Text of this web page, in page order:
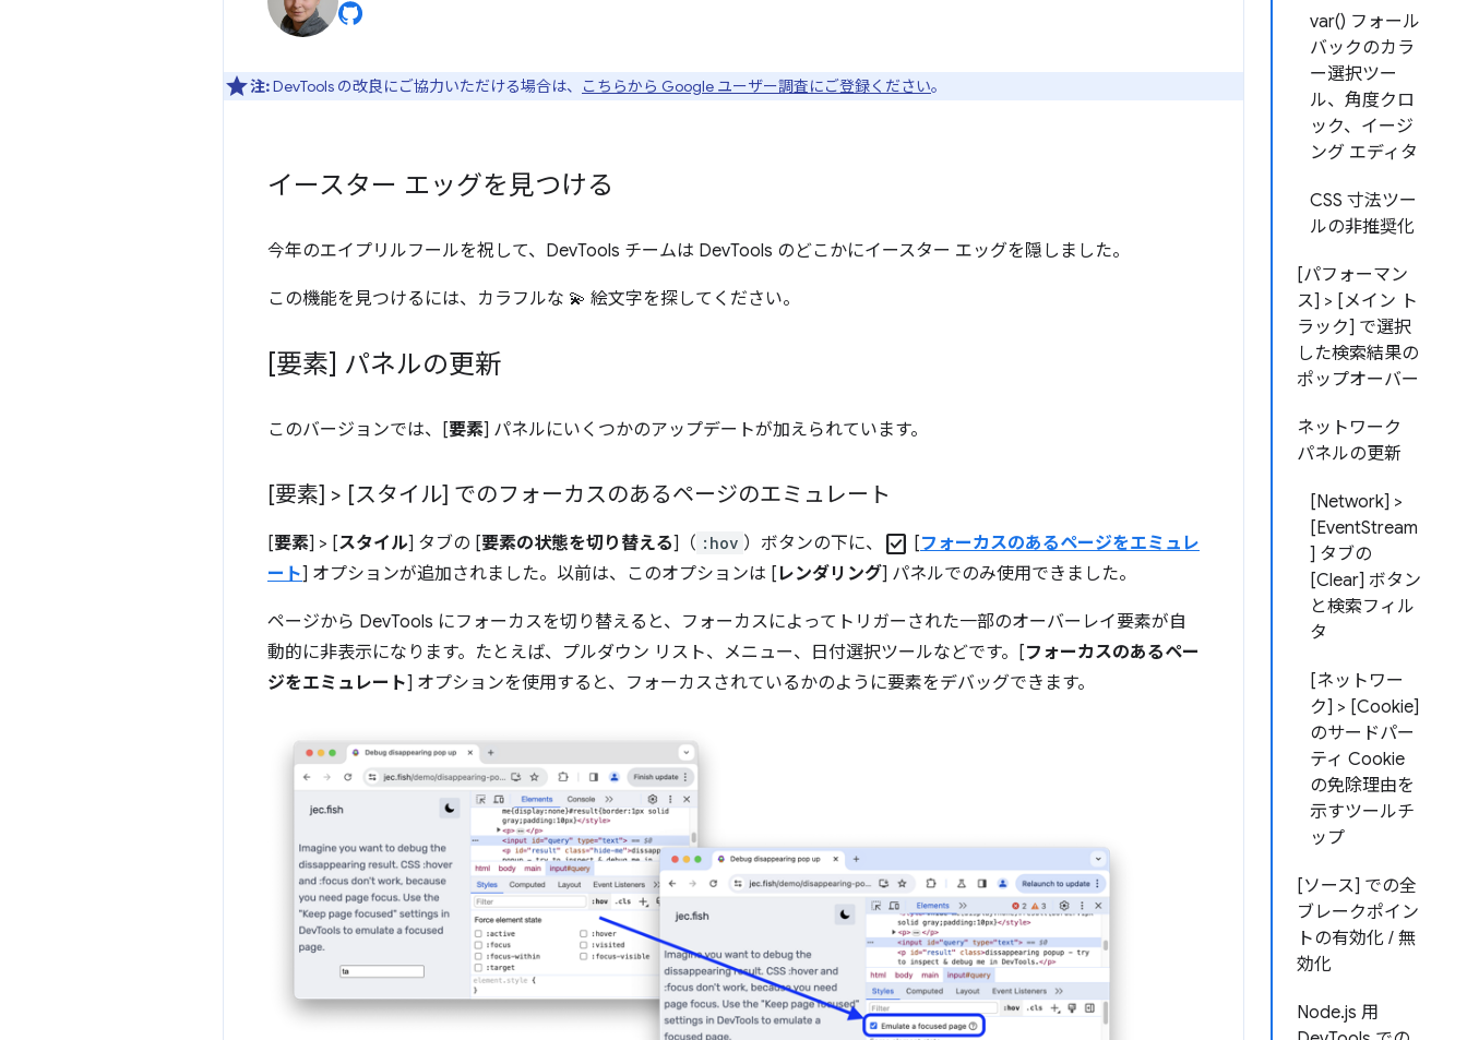
var() フォール
バックのカラ
ー選択ツー
ル、角度クロ
ック、イージ
ング エディタ
CSS 寸法ツー
ルの非推奨化
[パフォーマン
ス] > [メイン ト
ラック] で選択
した検索結果の
ポップオーバー
ネットワーク
パネルの更新
[Network] >
[EventStream
] タブの
[Clear] ボタン
と検索フィル
タ
[ネットワー
ク] > [Cookie]
のサードパー
ティ Cookie
の免除理由を
示すツールチ
ップ
[ソース] での全
ブレークポイン
トの有効化 / 無
効化
Node.js 用
注:DevTools の改良にご協力いただける場合は、 こちらから Google ユーザー調査にご登録ください。
イースター エッグを見つける
今年のエイプリルフールを祝して、DevTools チームは DevTools のどこかにイースター エッグを隠しました。
この機能を見つけるには、カラフルな 💫 絵文字を探してください。
[要素] パネルの更新
このバージョンでは、[要素] パネルにいくつかのアップデートが加えられています。
[要素] > [スタイル] でのフォーカスのあるページのエミュレート
[要素] > [スタイル] タブの [要素の状態を切り替える]（ :hov ）ボタンの下に、 check_box [フォーカスのあるページをエミュレ
ート] オプションが追加されました。以前は、このオプションは [ レンダリング] パネルでのみ使用できました。
ページから DevTools にフォーカスを切り替えると、フォーカスによってトリガーされた一部のオーバーレイ要素が自
動的に非表示になります。たとえば、プルダウン リスト、メニュー、日付選択ツールなどです。[フォーカスのあるペー
ジをエミュレート] オプションを使用すると、フォーカスされているかのように要素をデバッグできます。